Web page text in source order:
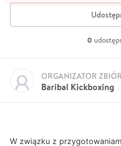
0
Baribal Kickboxing
ORGANIZATOR
W związku z